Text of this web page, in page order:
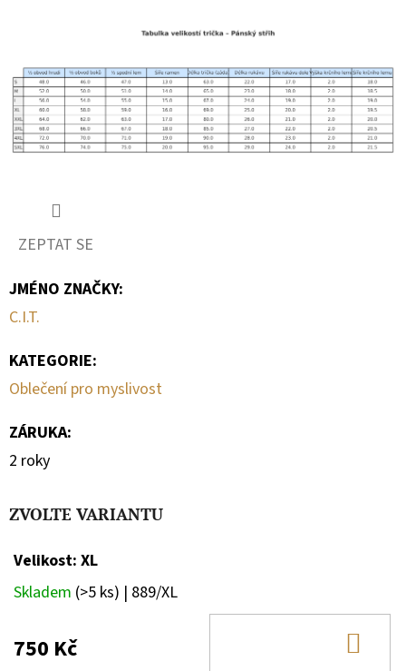
ZEPTAT SE
JMÉNO ZNAČKY:
C.I.T.
KATEGORIE:
Oblečení pro myslivost
ZÁRUKA:
2 roky
ZVOLTE VARIANTU
Velikost: XL
Skladem (>5 ks) | 889/XL
750 Kč